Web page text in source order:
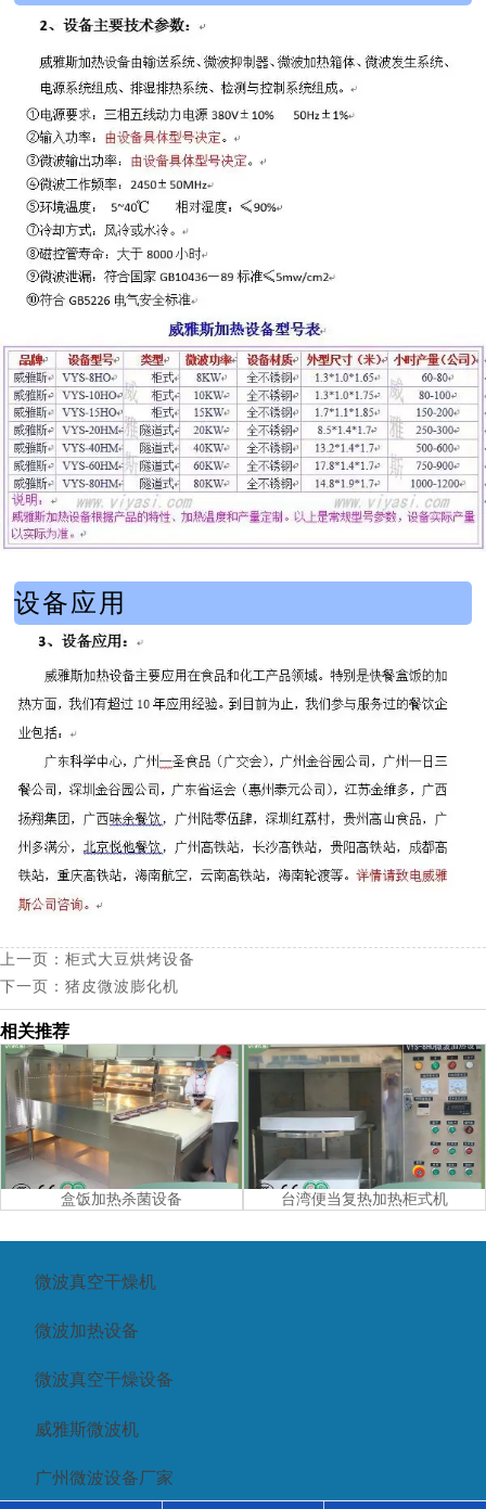
设备应用
上一页： 柜式大豆烘烤设备
下一页： 猪皮微波膨化机
相关推荐
盒饭加热杀菌设备 台湾便当复热加热柜式机
微波真空干燥机
微波加热设备
微波真空干燥设备
威雅斯微波机
广州微波设备厂家